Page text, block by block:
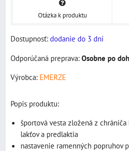
Otázka k produktu
Dostupnosť: dodanie do 3 dní
Osobne po
Výrobca: EMERZE
Popis produktu:
športová vesta zložená z
lakťov a predlaktia
nastavenie ramenných popruhov